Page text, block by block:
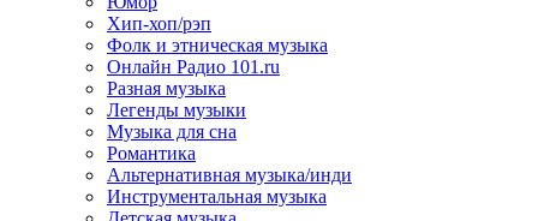
Хип-хоп/рэп
Фолк и этническая музыка
Онлайн Радио 101.ru
Разная музыка
Легенды музыки
Музыка для сна
Романтика
Альтернативная музыка/инди
Инструментальная музыка